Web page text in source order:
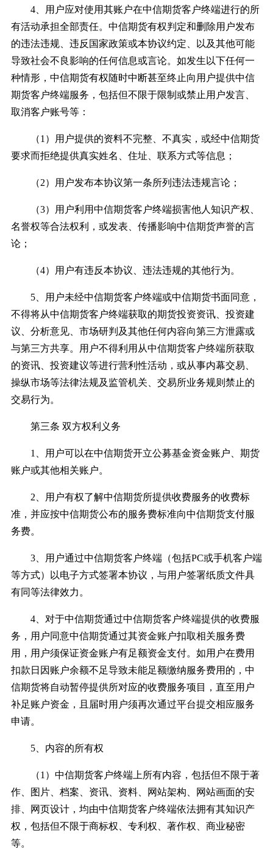
4、用户应对使用其账户在中信期货客户终端进行的所
有活动承担全部责任。中信期货有权判定和删除用户发布
的违法违规、违反国家政策或本协议约定、以及其他可能
导致社会不良影响的任何信息或言论。如发生以下任何一
种情形，中信期货有权随时中断甚至终止向用户提供中信
期货客户终端服务，包括但不限于限制或禁止用户发言、
取消客户账号等：
（1）用户提供的资料不完整、不真实，或经中信期货
要求而拒绝提供真实姓名、住址、联系方式等信息；
（2）用户发布本协议第一条所列违法违规言论；
（3）用户利用中信期货客户终端损害他人知识产权、
名誉权等合法权利，或发表、传播影响中信期货声誉的言
论；
（4）用户有违反本协议、违法违规的其他行为。
5、用户未经中信期货客户终端或中信期货书面同意，
不得将从中信期货客户终端获取的期货投资资讯、投资建
议、分析意见、市场研判及其他任何内容向第三方泄露或
与第三方共享。用户不得利用从中信期货客户终端所获取
的资讯、投资建议等进行营利性活动，或从事内幕交易、
操纵市场等法律法规及监管机关、交易所业务规则禁止的
交易行为。
第三条 双方权利义务
1、用户可以在中信期货开立公募基金资金账户、期货
账户或其他相关账户。
2、用户有权了解中信期货所提供收费服务的收费标
准，并应按中信期货公布的服务费标准向中信期货支付服
务费。
3、用户通过中信期货客户终端（包括PC或手机客户端
等方式）以电子方式签署本协议，与用户签署纸质文件具
有同等法律效力。
4、对于中信期货通过中信期货客户终端提供的收费服
务，用户同意中信期货通过其资金账户扣取相关服务费
用，用户须保证资金账户有足额资金支付。如用户在费用
扣款日因账户余额不足导致未能足额缴纳服务费用的，中
信期货将自动暂停提供所对应的收费服务项目，直至用户
补足账户资金，且届时用户须再次通过平台提交相应服务
申请。
5、内容的所有权
（1）中信期货客户终端上所有内容，包括但不限于著
作、图片、档案、资讯、资料、网站架构、网站画面的安
排、网页设计，均由中信期货客户终端依法拥有其知识产
权，包括但不限于商标权、专利权、著作权、商业秘密
等。